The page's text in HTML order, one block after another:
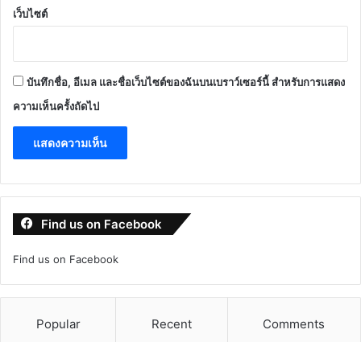
เว็บไซต์
บันทึกชื่อ, อีเมล และชื่อเว็บไซต์ของฉันบนเบราว์เซอร์นี้ สำหรับการแสดง
ความเห็นครั้งถัดไป
Find us on Facebook
Find us on Facebook
Popular Recent Comments